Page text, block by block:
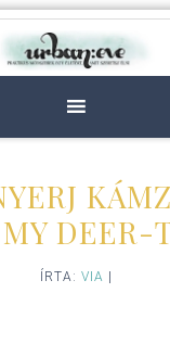
DEER-
ÍRTA: VIA